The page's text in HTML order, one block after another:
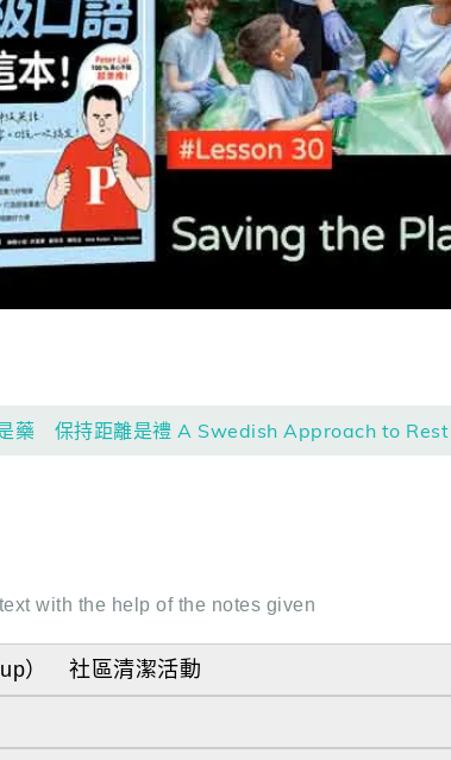
藥 保持距離是禮 A Swedish Approach to
with the help of the notes given
） 社區清潔活動